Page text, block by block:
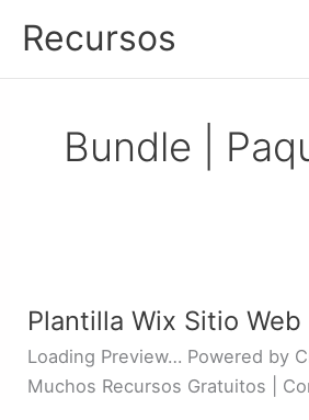
contenido
Recursos
Bundle |
Plantilla Wix Sitio Web
Loading Preview… Powered by
Muchos Recursos Gratuitos |
Sitio
Web